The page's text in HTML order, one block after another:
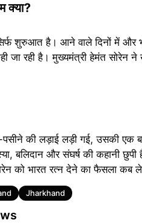
क्या?
शुरुआत है। आने वाले दिनों में और
जा रही है। मुख्यमंत्री हेमंत
की लड़ाई लड़ी गई, उसकी एक
बलिदान और संघर्ष की कहानी
को भारत रत्न देने का फैसला कब
Jharkhand